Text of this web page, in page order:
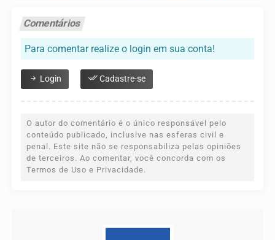
Comentários
Para comentar realize o login em sua conta!
Login Cadastre-se
O autor do comentário é o único responsável pelo
conteúdo publicado, inclusive nas esferas civil e
penal. Este site não se responsabiliza pelas opiniões
de terceiros. Ao comentar, você concorda com os
Termos de Uso e Privacidade.